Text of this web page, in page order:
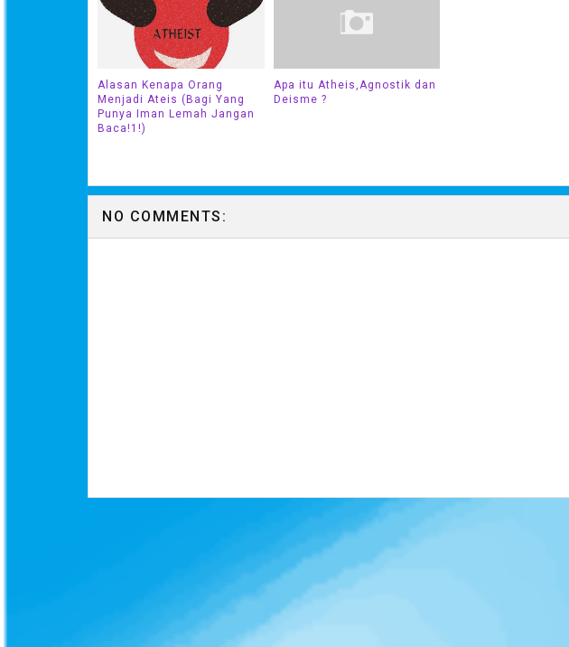
Alasan Kenapa Orang
Menjadi Ateis (Bagi Yang
Punya Iman Lemah Jangan
Baca!1!)
Apa itu Atheis,Agnostik dan
Deisme ?
NO COMMENTS: